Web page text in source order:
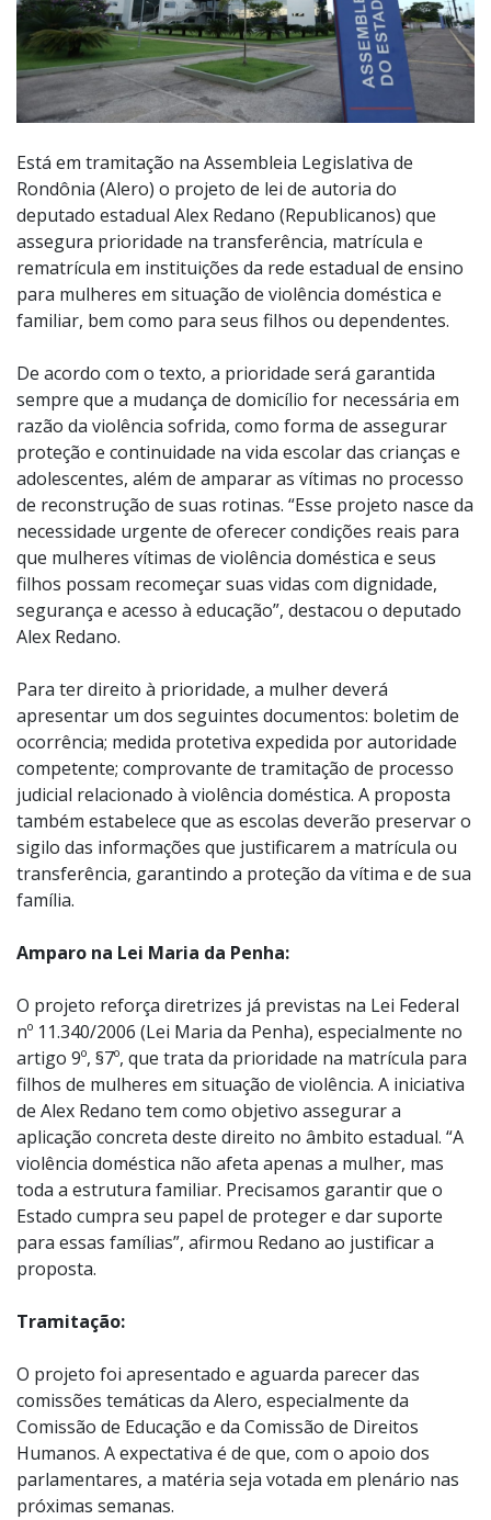
Está em tramitação na Assembleia Legislativa de
Rondônia (Alero) o projeto de lei de autoria do
deputado estadual Alex Redano (Republicanos) que
assegura prioridade na transferência, matrícula e
rematrícula em instituições da rede estadual de ensino
para mulheres em situação de violência doméstica e
familiar, bem como para seus filhos ou dependentes.
De acordo com o texto, a prioridade será garantida
sempre que a mudança de domicílio for necessária em
razão da violência sofrida, como forma de assegurar
proteção e continuidade na vida escolar das crianças e
adolescentes, além de amparar as vítimas no processo
de reconstrução de suas rotinas. “Esse projeto nasce da
necessidade urgente de oferecer condições reais para
que mulheres vítimas de violência doméstica e seus
filhos possam recomeçar suas vidas com dignidade,
segurança e acesso à educação”, destacou o deputado
Alex Redano.
Para ter direito à prioridade, a mulher deverá
apresentar um dos seguintes documentos: boletim de
ocorrência; medida protetiva expedida por autoridade
competente; comprovante de tramitação de processo
judicial relacionado à violência doméstica. A proposta
também estabelece que as escolas deverão preservar o
sigilo das informações que justificarem a matrícula ou
transferência, garantindo a proteção da vítima e de sua
família.
Amparo na Lei Maria da Penha:
O projeto reforça diretrizes já previstas na Lei Federal
nº 11.340/2006 (Lei Maria da Penha), especialmente no
artigo 9º, §7º, que trata da prioridade na matrícula para
filhos de mulheres em situação de violência. A iniciativa
de Alex Redano tem como objetivo assegurar a
aplicação concreta deste direito no âmbito estadual. “A
violência doméstica não afeta apenas a mulher, mas
toda a estrutura familiar. Precisamos garantir que o
Estado cumpra seu papel de proteger e dar suporte
para essas famílias”, afirmou Redano ao justificar a
proposta.
Tramitação:
O projeto foi apresentado e aguarda parecer das
comissões temáticas da Alero, especialmente da
Comissão de Educação e da Comissão de Direitos
Humanos. A expectativa é de que, com o apoio dos
parlamentares, a matéria seja votada em plenário nas
próximas semanas.